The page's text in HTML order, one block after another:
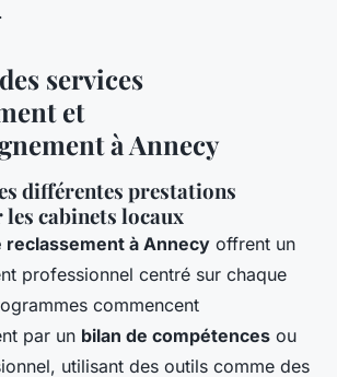
services
et
à Annecy
différentes prestations
cabinets locaux
reclassement à Annecy offrent un
professionnel centré sur chaque
commencent
par un bilan de compétences ou
utilisant des outils comme des